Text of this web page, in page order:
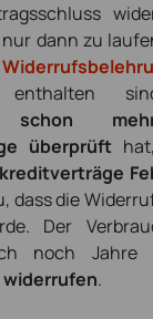
dann zu
schon
überprüft
dass die
Der
noch Jahre
.